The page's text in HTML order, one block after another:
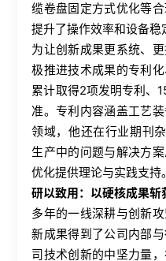
缆卷盘固定方式优化等
提升了操作效率和设备稳
为让创新成果更系统、
极推进技术成果的专利
累计取得2项发明专利、
准。专利内容涵盖工艺
领域，他还在行业期刊
生产中的问题与解决方
优化提供理论与实践支持。
研以致用：以硬核成果斩
多年的一线深耕与创新
新成果得到了公司内部
司技术创新的中坚力量